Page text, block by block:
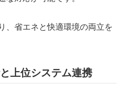
、省エネと快適環境の両立を
上位システム連携